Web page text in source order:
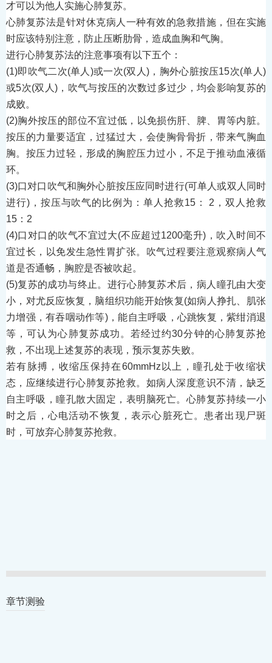
才可以为他人实施心肺复苏。
心肺复苏法是针对休克病人一种有效的急救措施，但在实施
时应该特别注意，防止压断肋骨，造成血胸和气胸。
进行心肺复苏法的注意事项有以下五个：
(1)即吹气二次(单人 )或一次(双人 ) ，胸外心脏按压15次(单人)
或5次(双人) ，吹气与按压的次数过多过少，均会影响复苏的
成败。
(2)胸外按压的部位不宜过低，以免损伤肝、脾、胃等内脏。
按压的力量要适宜，过猛过大，会使 胸骨骨折 ，带来气胸血
胸。按压力过轻，形成的胸腔压力过小，不足于推动血液循
环。
(3)口对口吹气和胸外心脏按压应同时进行(可单人或双人同时
进行)，按压与吹气的比例为：单人抢救15： 2 ，双人抢救
15 ： 2
(4)口对口的吹气不宜过大(不应超过1200毫升) ，吹入时间不
宜过长，以免发生急性胃扩张。吹气过程要注意观察病人气
道是否通畅，胸腔是否被吹起。
(5)复苏的成功与终止。进行心肺复苏术后，病人瞳孔由大变
小，对尤反应恢复，脑组织功能开始恢复(如病人挣扎、肌张
力增强，有吞咽动作等)，能自主呼吸，心跳恢复，紫绀消退
等，可认为心肺复苏成功。若经过约30分钟的心肺复苏抢
救，不出现上述复苏的表现，预示复苏失败。
若有脉搏，收缩压保持在60mmHz 以上，瞳孔处于收缩状
态，应继续进行心肺复苏抢救。如病人深度意识不清，缺乏
自主呼吸，瞳孔散大固定，表明脑死亡。心肺复苏持续一小
时之后，心电活动不恢复，表示心脏死亡。患者出现尸斑
时，可放弃心肺复苏抢救。
章节测验